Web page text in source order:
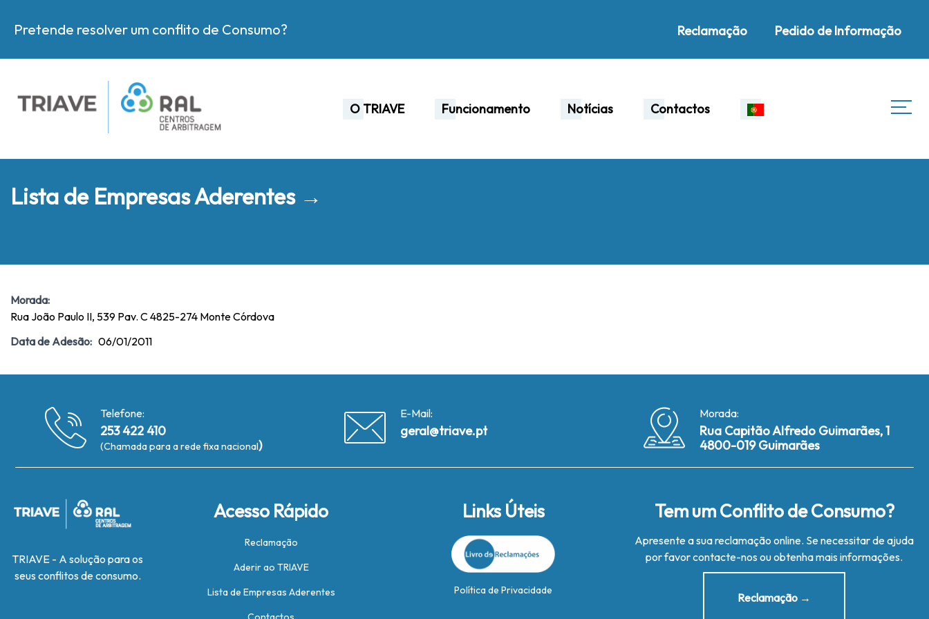
Pretende resolver um conflito de Consumo? Reclamação Pedido de Informação
O TRIAVE Funcionamento Notícias Contactos
Lista de Empresas Aderentes →
Morada:
Rua João Paulo II, 539 Pav. C 4825-274 Monte Córdova
Data de Adesão: 06/01/2011
Telefone:
253 422 410
(Chamada para a rede fixa nacional)
E-Mail:
geral@triave.pt
Morada:
Rua Capitão Alfredo Guimarães, 1
4800-019 Guimarães
TRIAVE - A solução para os
seus conflitos de consumo.
Acesso Rápido
Reclamação
Aderir ao TRIAVE
Lista de Empresas Aderentes
Links Úteis
Política de Privacidade
Tem um Conflito de Consumo?
Apresente a sua reclamação online. Se necessitar de ajuda
por favor contacte-nos ou obtenha mais informações.
Reclamação →